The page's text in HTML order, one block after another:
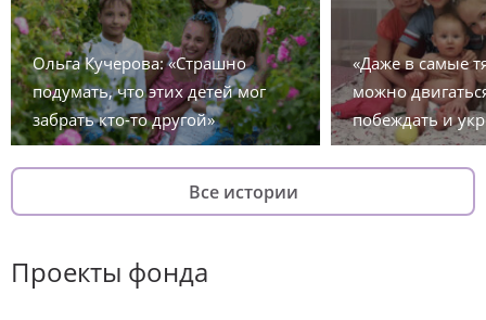
Ольга Кучерова: «Страшно
подумать, что этих детей мог
забрать кто-то другой»
«Даже в самые
можно
побеждать и
Все истории
Проекты фонда